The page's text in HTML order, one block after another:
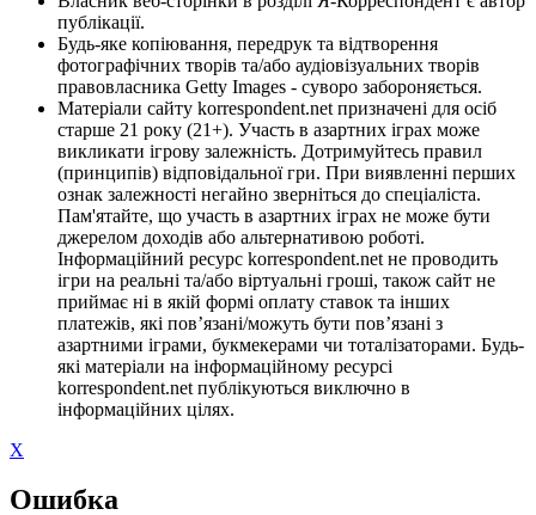
публікації.
Будь-яке копіювання, передрук та відтворення
фотографічних творів та/або аудіовізуальних творів
правовласника Getty Images - суворо забороняється.
Матеріали сайту korrespondent.net призначені для осіб
старше 21 року (21+). Участь в азартних іграх може
викликати ігрову залежність. Дотримуйтесь правил
(принципів) відповідальної гри. При виявленні перших
ознак залежності негайно зверніться до спеціаліста.
Пам'ятайте, що участь в азартних іграх не може бути
джерелом доходів або альтернативою роботі.
Інформаційний ресурс korrespondent.net не проводить
ігри на реальні та/або віртуальні гроші, також сайт не
приймає ні в якій формі оплату ставок та інших
платежів, які пов’язані/можуть бути пов’язані з
азартними іграми, букмекерами чи тоталізаторами. Будь-
які матеріали на інформаційному ресурсі
korrespondent.net публікуються виключно в
інформаційних цілях.
X
Ошибка